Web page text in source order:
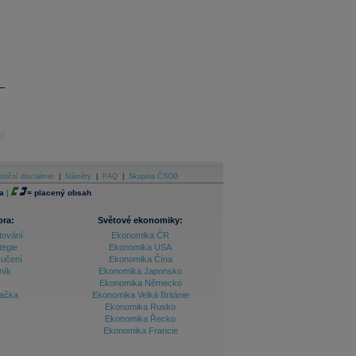
disclaimer Náměty FAQ Skupina ČSOB
| = placený obsah
Světové ekonomiky:
Ekonomika ČR
Ekonomika USA
Ekonomika Čína
Ekonomika Japonsko
Ekonomika Německo
Ekonomika Velká Británie
Ekonomika Rusko
Ekonomika Řecko
Ekonomika Francie